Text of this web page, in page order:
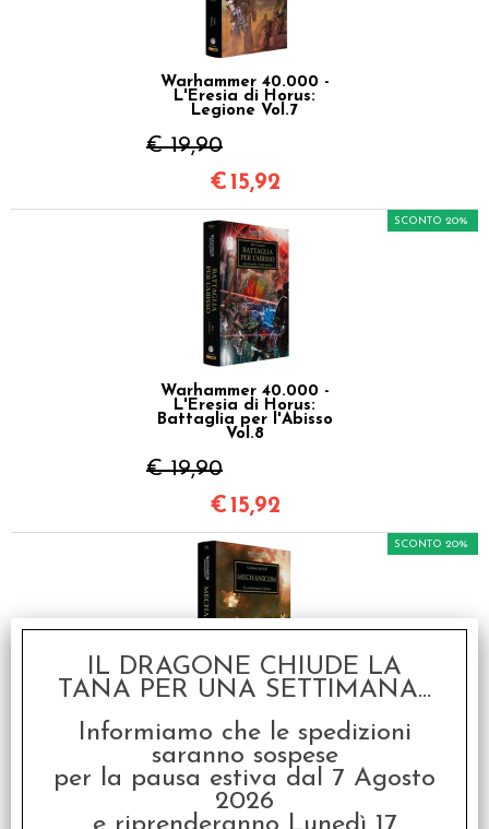
Warhammer 40.000 -
L'Eresia di Horus:
Legione Vol.7
€ 19,90
€ 15,92
Warhammer 40.000 -
L'Eresia di Horus:
Battaglia per l'Abisso
Vol.8
€ 19,90
SCONTO 20%
€ 15,92
L'Eresia di Horus:
Mechanicum Vol.9
€ 19,90
SCONTO 20%
€15,92
IL DRAGONE CHIUDE LA
TANA PER UNA SETTIMANA...
Informiamo che le spedizioni
saranno sospese
per la pausa estiva dal 7 Agosto
2026